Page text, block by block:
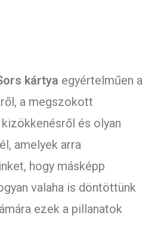
kártya egyértelműen a
a megszokott
és olyan
amelyek arra
hogy másképp
valaha is döntöttünk
ezek a pillanatok